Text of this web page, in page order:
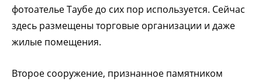
фотоателье Таубе до сих пор используется. Сейчас
здесь размещены торговые организации и даже
жилые помещения.
Второе сооружение, признанное памятником